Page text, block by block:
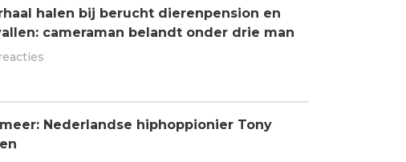
halen bij berucht dierenpension en
cameraman belandt onder drie man
Nederlandse hiphoppionier Tony